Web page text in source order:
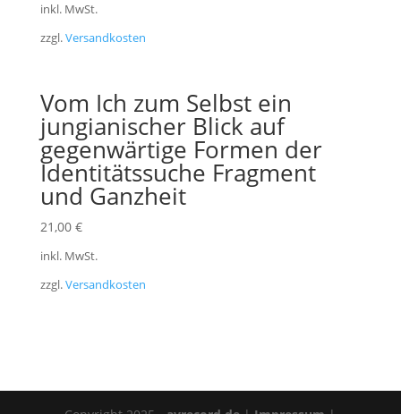
inkl. MwSt.
zzgl.Versandkosten
Vom Ich zum Selbst ein
jungianischer Blick auf
gegenwärtige Formen der
Identitätssuche Fragment
und Ganzheit
21,00 €
inkl. MwSt.
zzgl.Versandkosten